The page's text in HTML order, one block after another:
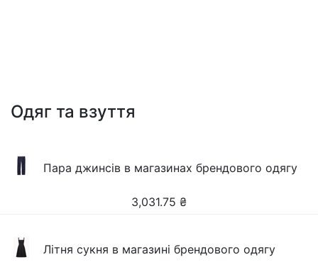
Одяг та взуття
Пара джинсів в магазинах брендового одягу
3,031.75 ₴
Літня сукня в магазині брендового одягу